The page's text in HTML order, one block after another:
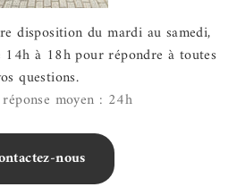
disposition du mardi au samedi,
à 18h pour répondre à toutes
questions.
moyen : 24h
nous